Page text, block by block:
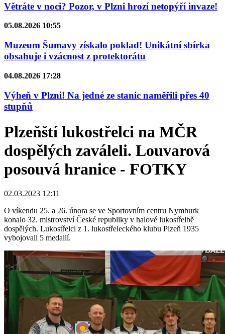
Větráte v noci? Pozor, v Plzni hrozí netopýří invaze!
05.08.2026 10:55
Muzeum Šumavy získalo poklad! Unikátní sbírka
obsahuje i vzácnost z protektorátu
04.08.2026 17:28
Výheň v Plzni! Na jedné ze stanic naměřili přes 40
stupňů
Plzeňští lukostřelci na MČR
dospělých zaváleli. Louvarová
posouvá hranice - FOTKY
02.03.2023 12:11
O víkendu 25. a 26. února se ve Sportovním centru Nymburk
konalo 32. mistrovství České republiky v halové lukostřelbě
dospělých. Lukostřelci z 1. lukostřeleckého klubu Plzeň 1935
vybojovali 5 medailí.